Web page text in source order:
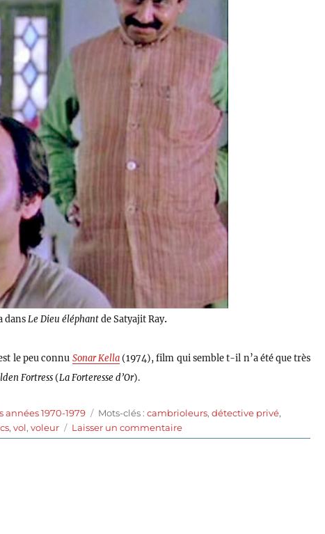
dans Le Dieu éléphantde Satyajit Ray.
le peu connu Sonar Kella(1974), film qui semble t-il n’a été que très
Fortress(La Forteresse d’Or).
années 1970-1979 Étiquettes
Mots-clés :cambrioleurs,détective privé,
,vol,voleur Laisser un commentairesur
Le